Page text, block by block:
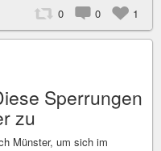
0 0 1
Sperrungen
zu
Münster, um sich im